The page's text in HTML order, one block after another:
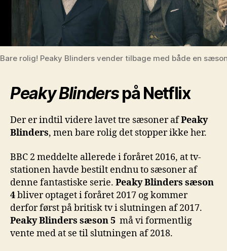
Bare rolig! Peaky Blinders vender tilbage med både en
Peaky Blinderspå Netflix
Der er indtil videre lavet tre sæsoner afPeaky
Blinders, men bare rolig det stopper ikke her.
BBC 2 meddelte allerede i foråret 2016, at tv-
stationen havde bestilt endnu to sæsoner af
denne fantastiske serie. Peaky Blinders sæson
4bliver optaget i foråret 2017 og kommer
derfor først på britisk tv i slutningen af 2017.
Peaky Blinders sæson 5 må vi formentlig
vente med at se til slutningen af 2018.